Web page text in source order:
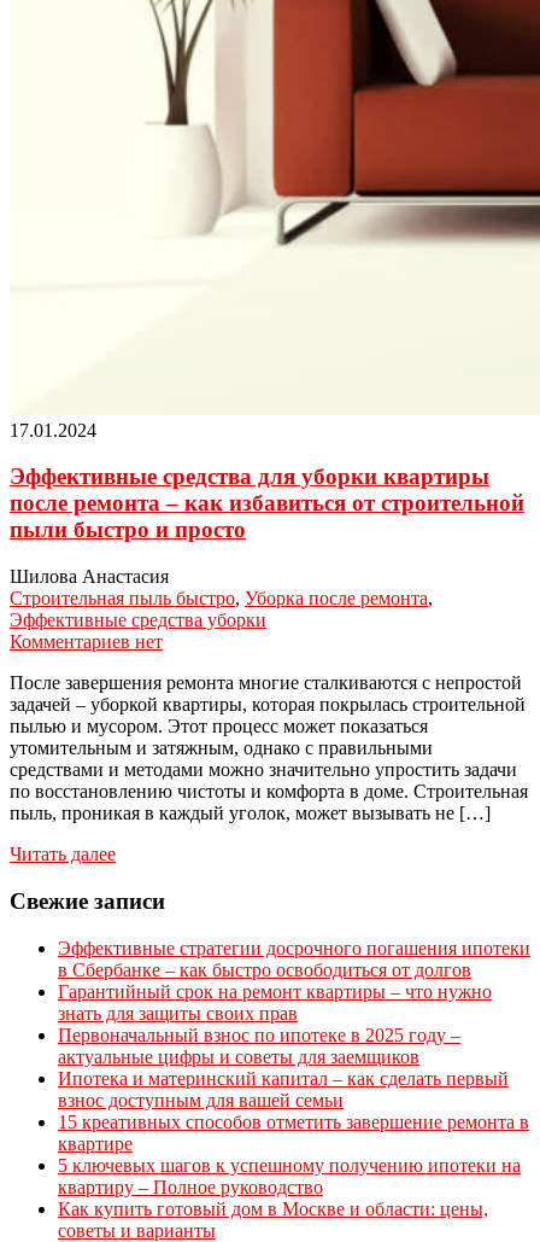
17.01.2024
Эффективные средства для уборки квартиры
после ремонта – как избавиться от строительной
пыли быстро и просто
Шилова Анастасия
Строительная пыль быстро, Уборка после ремонта,
Эффективные средства уборки
Комментариев нет
После завершения ремонта многие сталкиваются с непростой
задачей – уборкой квартиры, которая покрылась строительной
пылью и мусором. Этот процесс может показаться
утомительным и затяжным, однако с правильными
средствами и методами можно значительно упростить задачи
по восстановлению чистоты и комфорта в доме. Строительная
пыль, проникая в каждый уголок, может вызывать не […]
Читать далее
Свежие записи
Эффективные стратегии досрочного погашения ипотеки
в Сбербанке – как быстро освободиться от долгов
Гарантийный срок на ремонт квартиры – что нужно
знать для защиты своих прав
Первоначальный взнос по ипотеке в 2025 году –
актуальные цифры и советы для заемщиков
Ипотека и материнский капитал – как сделать первый
взнос доступным для вашей семьи
15 креативных способов отметить завершение ремонта в
квартире
5 ключевых шагов к успешному получению ипотеки на
квартиру – Полное руководство
Как купить готовый дом в Москве и области: цены,
советы и варианты